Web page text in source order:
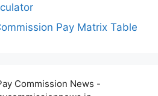
Pay Matrix Table
Commission News -